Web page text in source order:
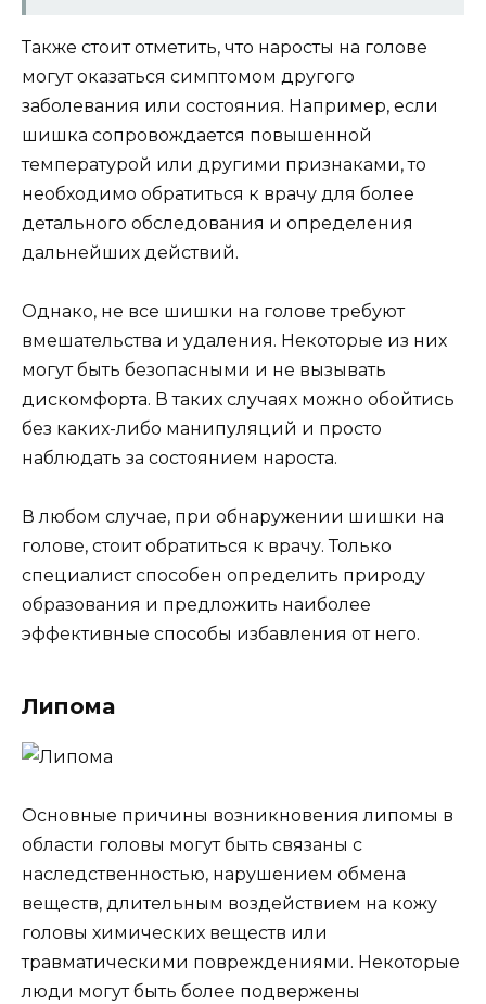
Также стоит отметить, что наросты на голове
могут оказаться симптомом другого
заболевания или состояния. Например, если
шишка сопровождается повышенной
температурой или другими признаками, то
необходимо обратиться к врачу для более
детального обследования и определения
дальнейших действий.
Однако, не все шишки на голове требуют
вмешательства и удаления. Некоторые из них
могут быть безопасными и не вызывать
дискомфорта. В таких случаях можно обойтись
без каких-либо манипуляций и просто
наблюдать за состоянием нароста.
В любом случае, при обнаружении шишки на
голове, стоит обратиться к врачу. Только
специалист способен определить природу
образования и предложить наиболее
эффективные способы избавления от него.
Липома
Основные причины возникновения липомы в
области головы могут быть связаны с
наследственностью, нарушением обмена
веществ, длительным воздействием на кожу
головы химических веществ или
травматическими повреждениями. Некоторые
люди могут быть более подвержены